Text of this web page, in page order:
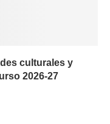
culturales y
2026-27